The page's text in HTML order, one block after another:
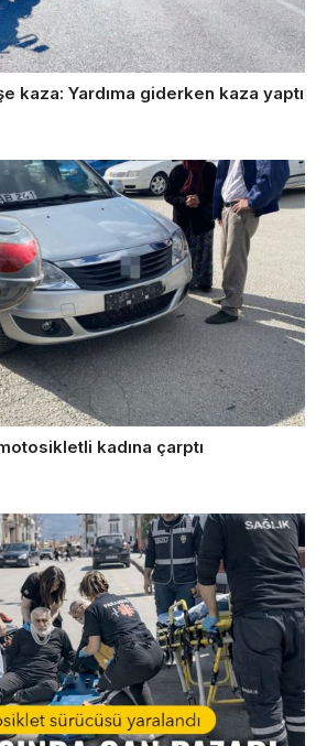
kaza: Yardıma giderken kaza yaptı
kadına çarptı